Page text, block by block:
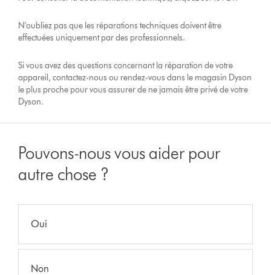
N'oubliez pas que les réparations techniques doivent être
effectuées uniquement par des professionnels.
Si vous avez des questions concernant la réparation de votre
appareil, contactez-nous ou rendez-vous dans le magasin Dyson
le plus proche pour vous assurer de ne jamais être privé de votre
Dyson.
Pouvons-nous vous aider pour
autre chose ?
Oui
Non